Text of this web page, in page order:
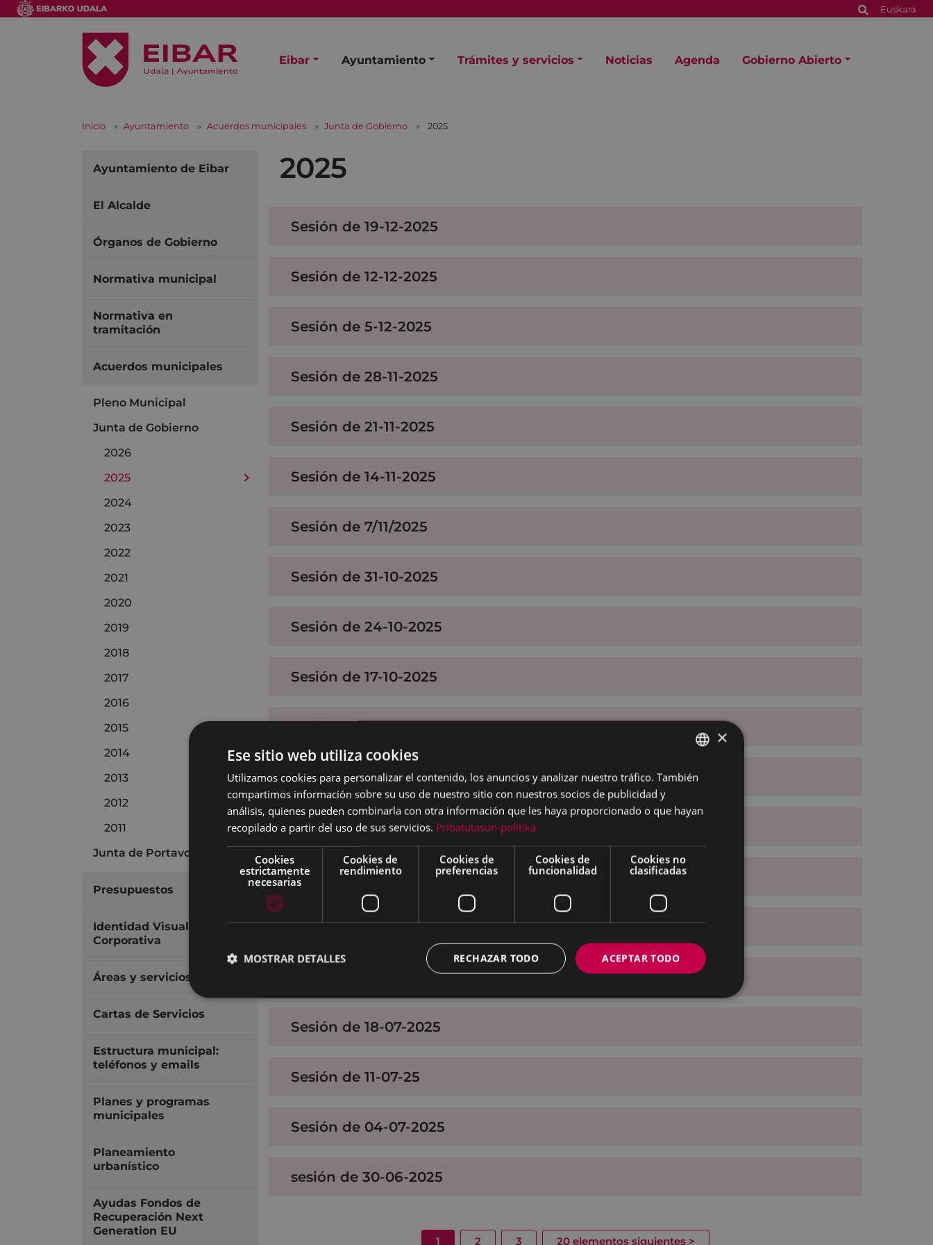
Euskara
Eibar Ayuntamiento Trámites y servicios Noticias Agenda Gobierno Abierto
Inicio Ayuntamiento Acuerdos municipales Junta de Gobierno 2025
2025
Sesión de 19-12-2025
Sesión de 12-12-2025
Sesión de 5-12-2025
Sesión de 28-11-2025
Sesión de 21-11-2025
Sesión de 14-11-2025
Sesión de 7/11/2025
Sesión de 31-10-2025
Sesión de 24-10-2025
Sesión de 17-10-2025
Sesión de 10-10-2025
Sesión de 03-10-2025
Sesión de 26-09-2025
sesión de 19-09-2025
Sesión de 5-09-2025
Sesión de 28-07-2025
Sesión de 18-07-2025
Sesión de 11-07-25
Sesión de 04-07-2025
sesión de 30-06-2025
1 2 3 20 elementos siguientes >
Ayuntamiento de Eibar
El Alcalde
Órganos de Gobierno
Normativa municipal
Normativa en
tramitación
Acuerdos municipales
Pleno Municipal
Junta de Gobierno
2026
2025
2024
2023
2022
2021
2020
2019
2018
2017
2016
2015
2014
2013
2012
2011
Junta de Portavoces
Presupuestos
Identidad Visual
Corporativa
Áreas y servicios
Cartas de Servicios
Estructura municipal:
teléfonos y emails
Planes y programas
municipales
Planeamiento
urbanístico
Ayudas Fondos de
Recuperación Next
Generation EU
BASQUE
×
Ese sitio web utiliza cookies
Utilizamos cookies para personalizar el contenido, los anuncios y analizar nuestro tráfico. También
compartimos información sobre su uso de nuestro sitio con nuestros socios de publicidad y
análisis, quienes pueden combinarla con otra información que les haya proporcionado o que hayan
recopilado a partir del uso de sus servicios. Pribatutasun-politika
Cookies
estrictamente
necesarias
Cookies de
rendimiento
Cookies de
preferencias
Cookies de
funcionalidad
Cookies no
clasificadas
ACEPTAR TODO
RECHAZAR TODO
MOSTRAR DETALLES